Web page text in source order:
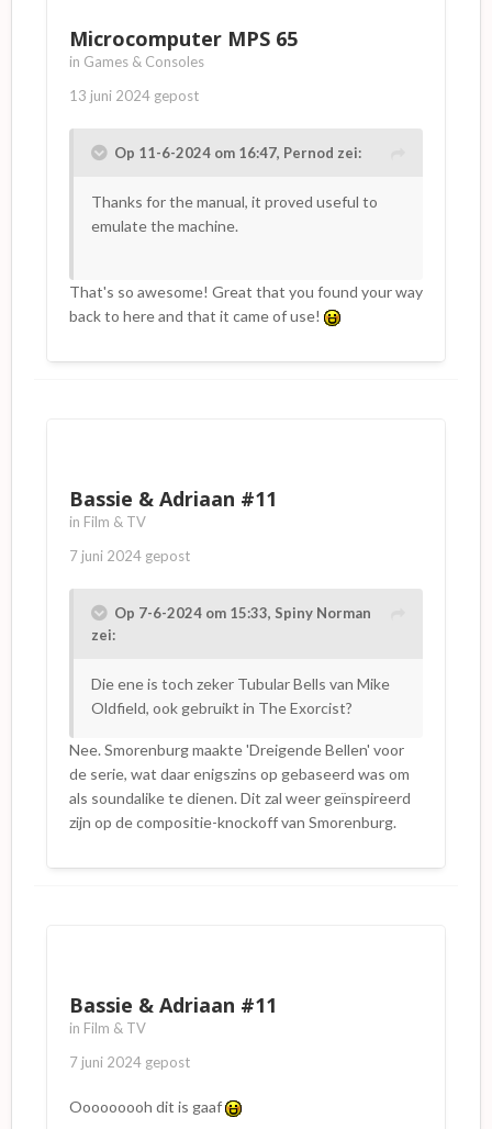
Microcomputer MPS 65
in Games & Consoles
13 juni 2024 gepost
Op 11-6-2024 om 16:47, Pernod zei:
Thanks for the manual, it proved useful to
emulate the machine.
That's so awesome! Great that you found your way
back to here and that it came of use!
Bassie & Adriaan #11
in Film & TV
7 juni 2024 gepost
Op 7-6-2024 om 15:33, Spiny Norman
zei:
Die ene is toch zeker Tubular Bells van Mike
Oldfield, ook gebruikt in The Exorcist?
Nee. Smorenburg maakte 'Dreigende Bellen' voor
de serie, wat daar enigszins op gebaseerd was om
als soundalike te dienen. Dit zal weer geïnspireerd
zijn op de compositie-knockoff van Smorenburg.
Bassie & Adriaan #11
in Film & TV
7 juni 2024 gepost
Ooooooooh dit is gaaf